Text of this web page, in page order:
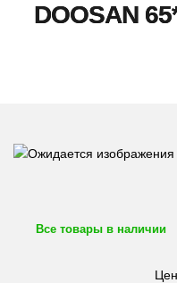
DOOSAN
Все товары в наличии